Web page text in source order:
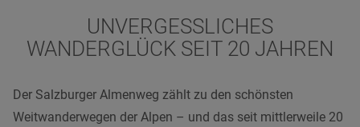
UNVERGESSLICHES
WANDERGLÜCK SEIT 20 JAHREN
Der Salzburger Almenweg zählt zu den schönsten
Weitwanderwegen der Alpen – und das seit mittlerweile 20